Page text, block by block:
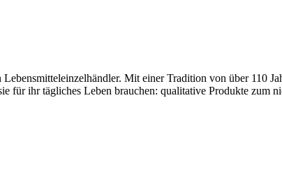
Mit einer Tradition von über 110
für ihr tägliches Leben brauchen: qualitative Produkte zum